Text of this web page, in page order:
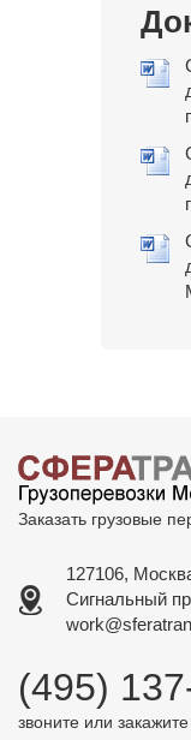
Заказать грузовые
127106,
Сигнальный
(495)
звоните или закажите